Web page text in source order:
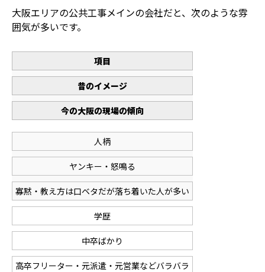
大阪エリアの公共工事メインの会社だと、次のような雰
囲気が多いです。
項目
昔のイメージ
今の大阪の現場の傾向
人柄
ヤンキー・怒鳴る
寡黙・教え方は口ベタだが落ち着いた人が多い
学歴
中卒ばかり
高卒フリーター・元派遣・元営業などバラバラ